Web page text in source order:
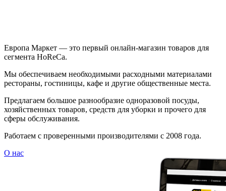
Европа Маркет — это первый онлайн-магазин товаров для
сегмента HoReCa.
Мы обеспечиваем необходимыми расходными материалами
рестораны, гостиницы, кафе и другие общественные места.
Предлагаем большое разнообразие одноразовой посуды,
хозяйственных товаров, средств для уборки и прочего для
сферы обслуживания.
Работаем с проверенными производителями с 2008 года.
О нас